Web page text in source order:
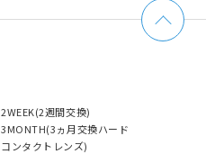
2WEEK(2週間交換)
3MONTH(3ヵ月交換ハード
コンタクトレンズ)